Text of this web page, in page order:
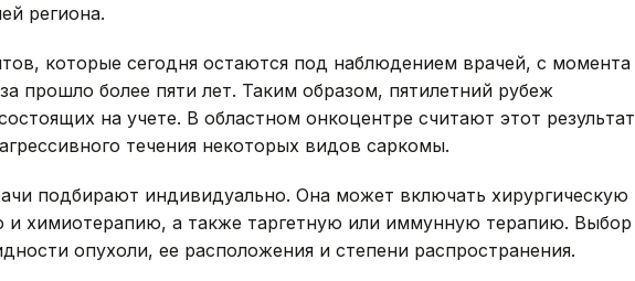
региона.
которые сегодня остаются под наблюдением врачей, с момента
прошло более пяти лет. Таким образом, пятилетний рубеж
на учете. В областном онкоцентре считают этот результат
течения некоторых видов саркомы.
подбирают индивидуально. Она может включать хирургическую
и химиотерапию, а также таргетную или иммунную терапию. Выбор
опухоли, ее расположения и степени распространения.